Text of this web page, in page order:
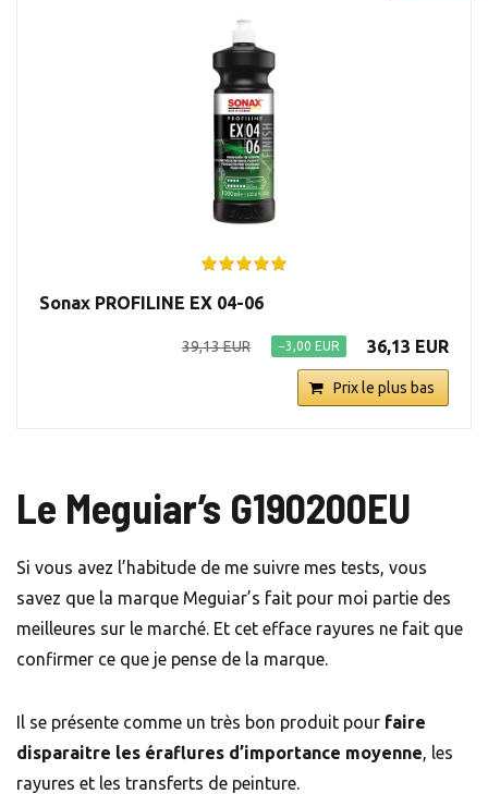
Sonax PROFILINE EX 04-06
39,13 EUR −3,00 EUR 36,13 EUR
Prix le plus bas
Le Meguiar’s G190200EU
Si vous avez l’habitude de me suivre mes tests, vous
savez que la marque Meguiar’s fait pour moi partie des
meilleures sur le marché. Et cet efface rayures ne fait que
confirmer ce que je pense de la marque.
Il se présente comme un très bon produit pour faire
disparaitre les éraflures d’importance moyenne, les
rayures et les transferts de peinture.